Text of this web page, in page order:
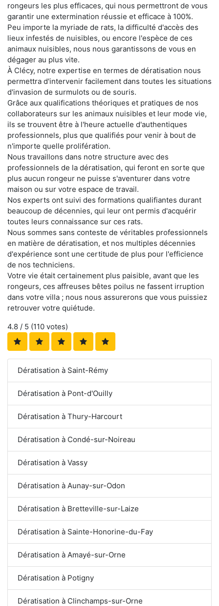
rongeurs les plus efficaces, qui nous permettront de vous
garantir une extermination réussie et efficace à 100%.
Peu importe la myriade de rats, la difficulté d'accès des
lieux infestés de nuisibles, ou encore l'espèce de ces
animaux nuisibles, nous nous garantissons de vous en
dégager au plus vite.
À Clécy, notre expertise en termes de dératisation nous
permettra d'intervenir facilement dans toutes les situations
d'invasion de surmulots ou de souris.
Grâce aux qualifications théoriques et pratiques de nos
collaborateurs sur les animaux nuisibles et leur mode vie,
ils se trouvent être à l'heure actuelle d'authentiques
professionnels, plus que qualifiés pour venir à bout de
n'importe quelle prolifération.
Nous travaillons dans notre structure avec des
professionnels de la dératisation, qui feront en sorte que
plus aucun rongeur ne puisse s'aventurer dans votre
maison ou sur votre espace de travail.
Nos experts ont suivi des formations qualifiantes durant
beaucoup de décennies, qui leur ont permis d'acquérir
toutes leurs connaissance sur ces rats.
Nous sommes sans conteste de véritables professionnels
en matière de dératisation, et nos multiples décennies
d'expérience sont une certitude de plus pour l'efficience
de nos techniciens.
Votre vie était certainement plus paisible, avant que les
rongeurs, ces affreuses bêtes poilus ne fassent irruption
dans votre villa ; nous nous assurerons que vous puissiez
retrouver votre quiétude.
4.8 / 5 (110 votes)
Dératisation à Saint-Rémy
Dératisation à Pont-d'Ouilly
Dératisation à Thury-Harcourt
Dératisation à Condé-sur-Noireau
Dératisation à Vassy
Dératisation à Aunay-sur-Odon
Dératisation à Bretteville-sur-Laize
Dératisation à Sainte-Honorine-du-Fay
Dératisation à Amayé-sur-Orne
Dératisation à Potigny
Dératisation à Clinchamps-sur-Orne